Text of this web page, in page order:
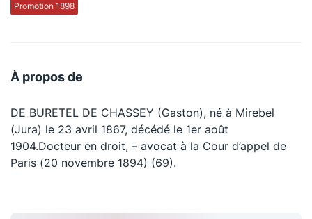
Promotion 1898
À propos de
DE BURETEL DE CHASSEY (Gaston), né à Mirebel
(Jura) le 23 avril 1867, décédé le 1er août
1904.Docteur en droit, – avocat à la Cour d’appel de
Paris (20 novembre 1894) (69).
La défense pénale
Le Concours de la Conférence
La Conférence Berryer
La Petite Conférence